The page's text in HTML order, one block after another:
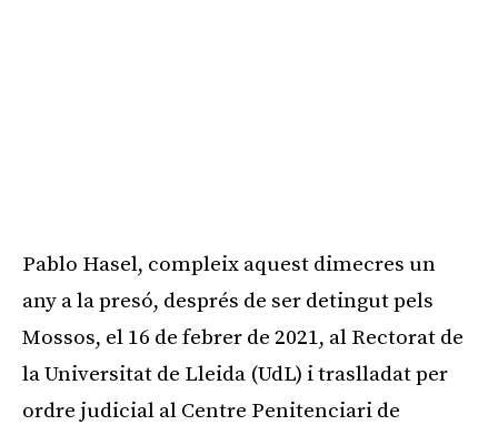
Pablo Hasel, compleix aquest dimecres un
any a la presó, després de ser detingut pels
Mossos, el 16 de febrer de 2021, al Rectorat de
la Universitat de Lleida (UdL) i traslladat per
ordre judicial al Centre Penitenciari de